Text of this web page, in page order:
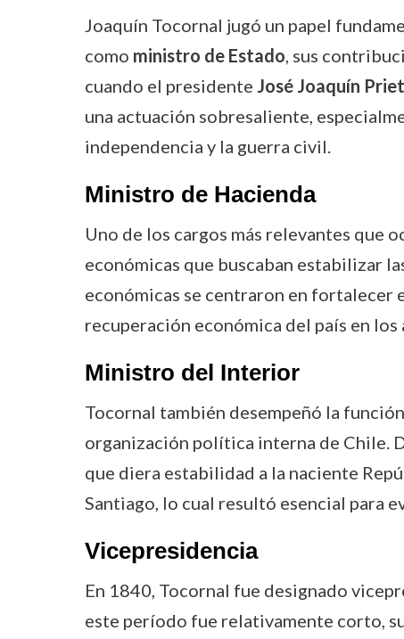
Joaquín Tocornal jugó un papel
como ministro de Estado, sus
cuando el presidente José Joaquín
una actuación sobresaliente,
independencia y la guerra civil.
Ministro de Hacienda
Uno de los cargos más relevantes que
económicas que buscaban estabilizar
económicas se centraron en fortalecer
recuperación económica del país en
Ministro del Interior
Tocornal también desempeñó la
organización política interna de Chile.
que diera estabilidad a la naciente
Santiago, lo cual resultó esencial para
Vicepresidencia
En 1840, Tocornal fue designado
este período fue relativamente corto,